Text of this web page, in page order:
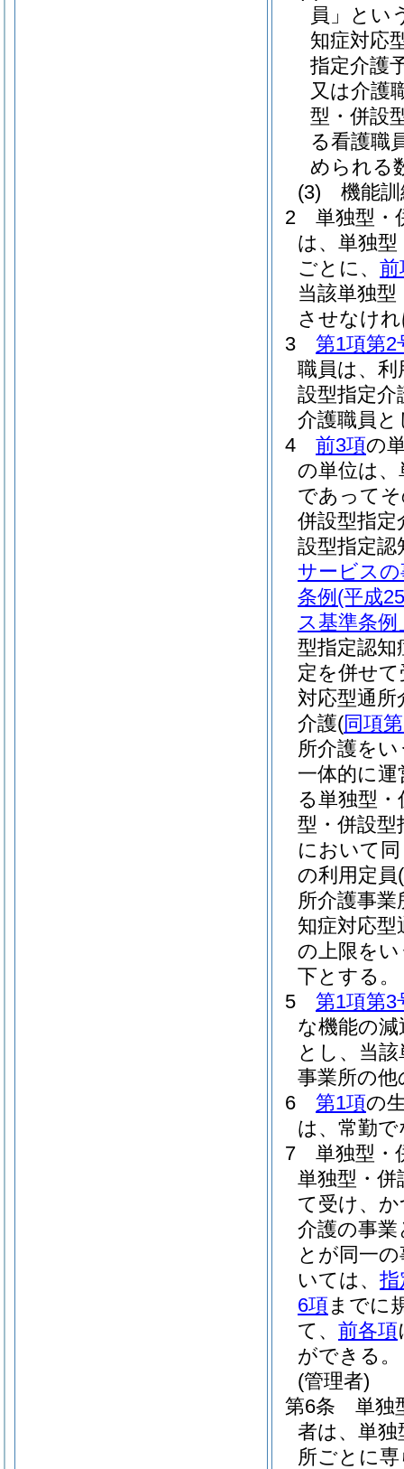
員」とい
知症対応
指定介護
又は介護
型・併設
る看護職
められる
(3)
機能
2
単独型・
は、単独型
ごとに、 前
当該単独
させなけ
3
第1項第2
職員は、
設型指定介
介護職員
4
前3項の
の単位は、
であって
併設型指定
設型指定認
サービス
条例 (平成
ス基準条
型指定認知
定を併せ
対応型通所
介護(同項
所介護を
一体的に
る単独型
型・併設型
において
の利用定員
所介護事
知症対応
の上限をい
下とする。
5
第1項第3
な機能の
とし、当
事業所の
6
第1項の
は、常勤
7
単独型・
単独型・併
て受け、
介護の事業
とが同一
いては、 指
6項 までに
て、 前各項
ができる。
(管理者)
第6条
単独
者は、単独
所ごとに